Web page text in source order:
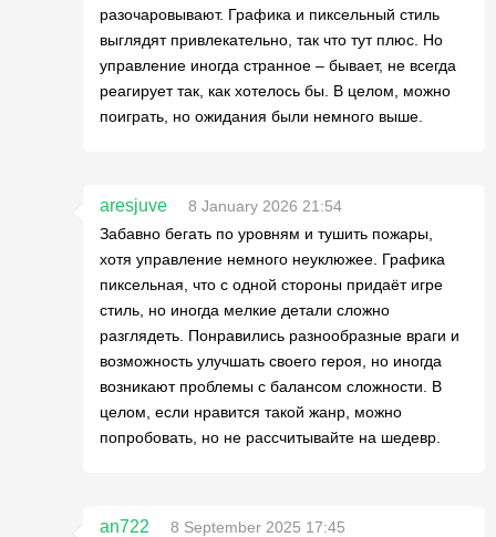
разочаровывают. Графика и пиксельный стиль
выглядят привлекательно, так что тут плюс. Но
управление иногда странное – бывает, не всегда
реагирует так, как хотелось бы. В целом, можно
поиграть, но ожидания были немного выше.
aresjuve
8 January 2026 21:54
Забавно бегать по уровням и тушить пожары,
хотя управление немного неуклюжее. Графика
пиксельная, что с одной стороны придаёт игре
стиль, но иногда мелкие детали сложно
разглядеть. Понравились разнообразные враги и
возможность улучшать своего героя, но иногда
возникают проблемы с балансом сложности. В
целом, если нравится такой жанр, можно
попробовать, но не рассчитывайте на шедевр.
an722
8 September 2025 17:45